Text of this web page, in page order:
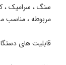
سنگ ، سرامیک ،
مربوطه ، مناسب
قابلیت های